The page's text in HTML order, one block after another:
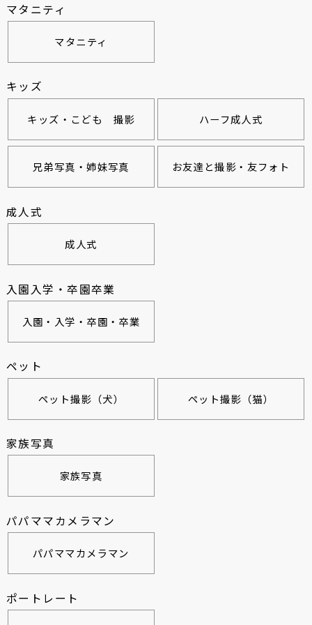
マタニティ
マタニティ
キッズ
キッズ・こども 撮影 ハーフ成人式
兄弟写真・姉妹写真 お友達と撮影・友フォト
成人式
成人式
入園入学・卒園卒業
入園・入学・卒園・卒業
ペット
ペット撮影（犬） ペット撮影（猫）
家族写真
家族写真
パパママカメラマン
パパママカメラマン
ポートレート